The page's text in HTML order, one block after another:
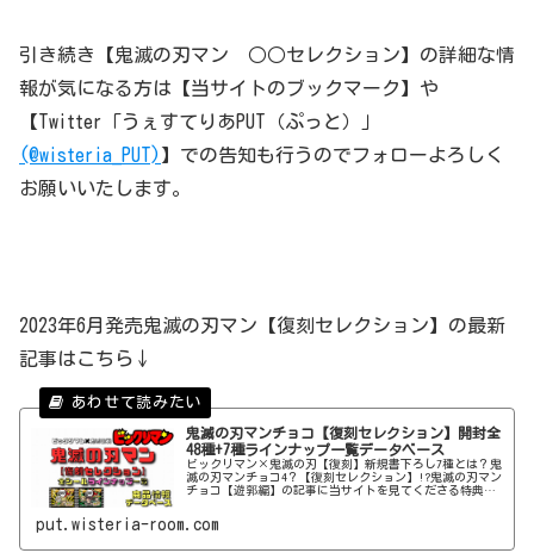
引き続き【鬼滅の刃マン ○○セレクション】の詳細な情
報が気になる方は【当サイトのブックマーク】や
【Twitter「うぇすてりあPUT（ぷっと）」
(@wisteria_PUT) 】での告知も行うのでフォローよろしく
お願いいたします。
2023年6月発売鬼滅の刃マン【復刻セレクション】の最新
記事はこちら↓
鬼滅の刃マンチョコ【復刻セレクション】開封全
48種+7種ラインナップ一覧データベース
ビックリマン×鬼滅の刃【復刻】新規書下ろし7種とは？鬼
滅の刃マンチョコ4？【復刻セレクション】!?鬼滅の刃マン
チョコ【遊郭編】の記事に当サイトを見てくださる特典と
す。そうです！急ではありますが鬼滅の刃マン【復刻セレ
put.wisteria-room.com